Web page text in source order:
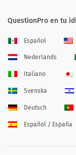
QuestionPro en tu
Español
Nederlands
Italiano
Svenska
Deutsch
Español / España